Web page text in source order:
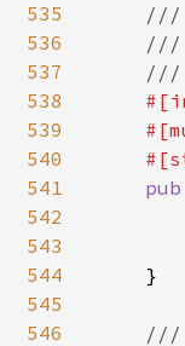
535
536
537
538
539
540
541
542
543
544
545
546
///
    ///
    ///
    }
///